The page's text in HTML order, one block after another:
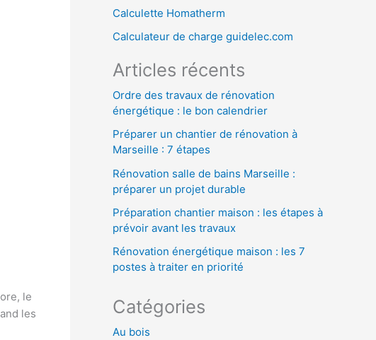
le
les
h
e
:
Calculette Homatherm
Calculateur de charge guidelec.com
Articles récents
Ordre des travaux de rénovation
énergétique : le bon calendrier
Préparer un chantier de rénovation à
Marseille : 7 étapes
Rénovation salle de bains Marseille :
préparer un projet durable
Préparation chantier maison : les étapes à
prévoir avant les travaux
Rénovation énergétique maison : les 7
postes à traiter en priorité
Catégories
Au bois